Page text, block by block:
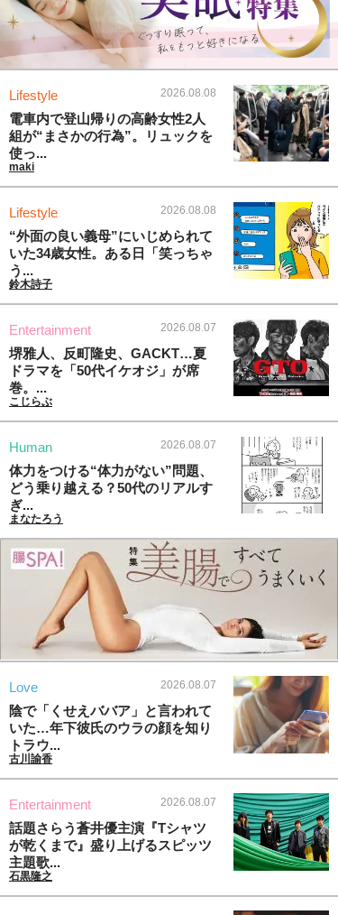
Lifestyle 2026.08.08
電車内で登山帰りの高齢女性2人
組が“まさかの行為”。リュックを
使っ...
maki
Lifestyle 2026.08.08
“外面の良い義母”にいじめられて
いた34歳女性。ある日「笑っちゃ
う...
鈴木詩子
Entertainment 2026.08.07
堺雅人、反町隆史、GACKT…夏
ドラマを「50代イケオジ」が席
巻。...
こじらぶ
Human 2026.08.07
体力をつける“体力がない”問題、
どう乗り越える？50代のリアルす
ぎ...
まなたろう
Love 2026.08.07
陰で「くせえババア」と言われて
いた…年下彼氏のウラの顔を知り
トラウ...
古川諭香
Entertainment 2026.08.07
話題さらう蒼井優主演『Tシャツ
が乾くまで』盛り上げるスピッツ
主題歌...
石黒隆之